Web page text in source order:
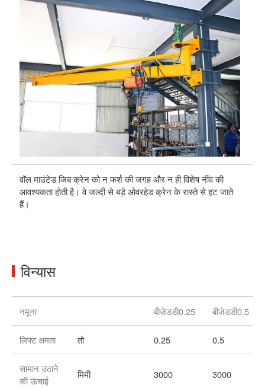
वॉल माउंटेड जिब क्रेन को न फर्श की जगह और न ही विशेष नींव की
आवश्यकता होती है। वे जल्दी से बड़े ओवरहेड क्रेन के रास्ते से हट जाते
हैं।
विन्यास
नमूना बीजेडडी0.25 बीजेडडी0.5
लिफ्ट क्षमता तो 0.25 0.5
सामान उठाने
की ऊंचाई
मिमी 3000 3000